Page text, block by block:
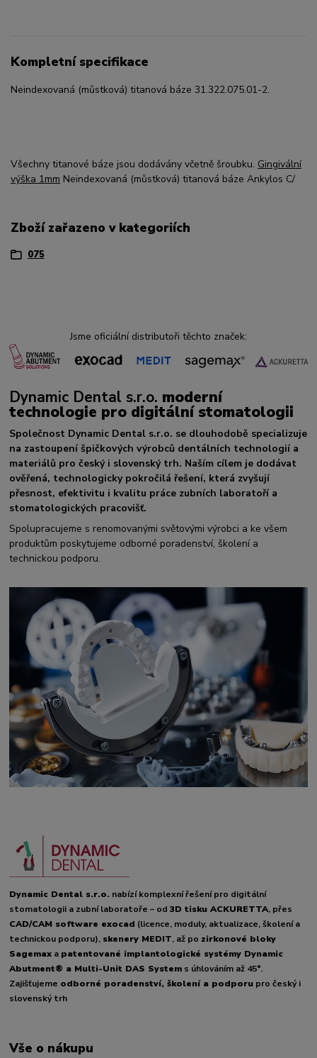
Kompletní specifikace
Neindexovaná (můstková) titanová báze 31.322.075.01-2.
Všechny titanové báze jsou dodávány včetně šroubku. Gingivální
výška 1mm Neindexovaná (můstková) titanová báze Ankylos C/
Zboží zařazeno v kategoriích
075
Jsme oficiální distributoři těchto značek:
Dynamic Dental s.r.o. moderní
technologie pro digitální stomatologii
Společnost Dynamic Dental s.r.o. se dlouhodobě specializuje
na zastoupení špičkových výrobců dentálních technologií a
materiálů pro český i slovenský trh. Naším cílem je dodávat
ověřená, technologicky pokročilá řešení, která zvyšují
přesnost, efektivitu i kvalitu práce zubních laboratoří a
stomatologických pracovišť.
Spolupracujeme s renomovanými světovými výrobci a ke všem
produktům poskytujeme odborné poradenství, školení a
technickou podporu.
Dynamic Dental s.r.o. nabízí komplexní řešení pro digitální
stomatologii a zubní laboratoře – od3D tisku ACKURETTA, přes
CAD/CAM software exocad (licence, moduly, aktualizace, školení a
technickou podporu), skenery MEDIT, až po zirkonové bloky
Sagemax a patentované implantologické systémy Dynamic
Abutment® a Multi-Unit DAS System s úhlováním až 45°.
Zajišťujeme odborné poradenství, školení a podporu pro český i
slovenský trh
Vše o nákupu